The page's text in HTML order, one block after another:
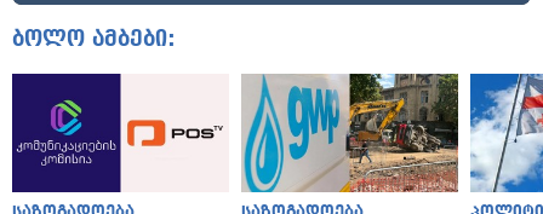
ბოლო ამბები: